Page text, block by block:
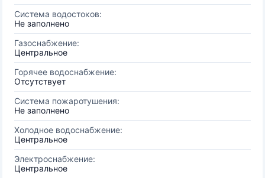
Система водостоков:
Не заполнено
Газоснабжение:
Центральное
Горячее водоснабжение:
Отсутствует
Система пожаротушения:
Не заполнено
Холодное водоснабжение:
Центральное
Электроснабжение:
Центральное